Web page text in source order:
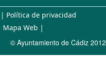
| Política de privacidad
Mapa Web |
© Ayuntamiento de Cádiz 2012